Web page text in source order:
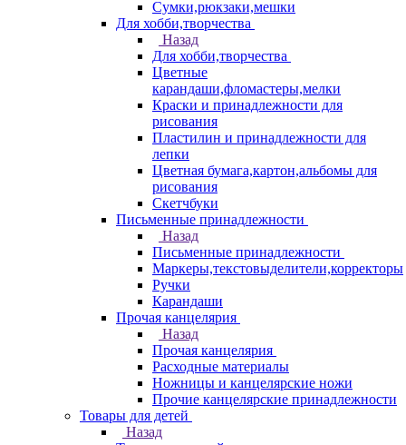
Сумки,рюкзаки,мешки
Для хобби,творчества
Назад
Для хобби,творчества
Цветные
карандаши,фломастеры,мелки
Краски и принадлежности для
рисования
Пластилин и принадлежности для
лепки
Цветная бумага,картон,альбомы для
рисования
Скетчбуки
Письменные принадлежности
Назад
Письменные принадлежности
Маркеры,текстовыделители,корректоры
Ручки
Карандаши
Прочая канцелярия
Назад
Прочая канцелярия
Расходные материалы
Ножницы и канцелярские ножи
Прочие канцелярские принадлежности
Товары для детей
Назад